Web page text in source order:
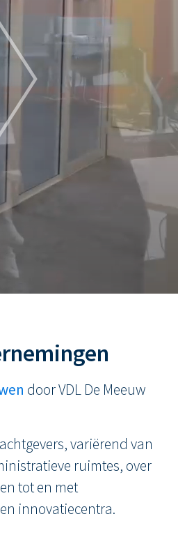
door VDL De Meeuw
variërend van
ruimtes, over
tot en met
innovatiecentra.